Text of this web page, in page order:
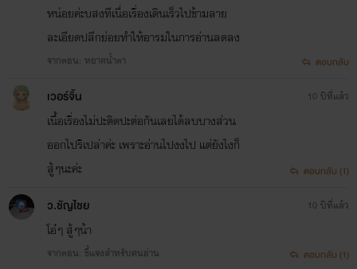
หน่อยค่ะบสงทีเนื่อเรื่องเดินเร็วไปข้ามลาย
ละเอียดปลีกย่อยทำให้อารมในการอ่านลดลง
จากตอน: หยาดน้ำตา ตอบกลับ
เวอร์จิ้น
เนื้อเรื่องไม่ปะติดปะต่อกันเลยได้ลบบางส่วน
ออกไปริเปล่าค่ะ เพราะอ่านไปงงไป แต่ยังไงก็
สู้ๆนะค่ะ
10 ปีที่แล้ว
ตอบกลับ (1)
ว.ชัญไชย
โอ๋ๆ สู้ๆน้า
จากตอน: ชี้แจงสำหรับคนอ่าน
10 ปีที่แล้ว
ตอบกลับ (1)